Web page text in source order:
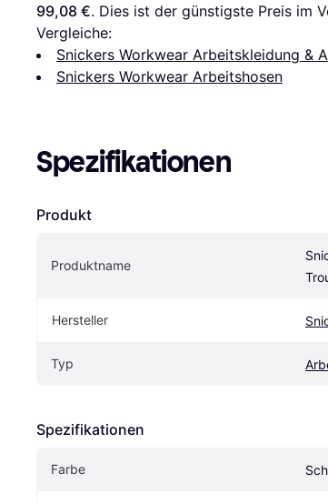
99,08 €. Dies ist der günstigste Preis im
Vergleiche:
Snickers Workwear Arbeitskleidung &
Snickers Workwear Arbeitshosen
Spezifikationen
Produkt
Produktname
Hersteller
Typ
Spezifikationen
Farbe